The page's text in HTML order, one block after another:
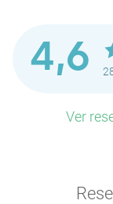
4,6
Ver